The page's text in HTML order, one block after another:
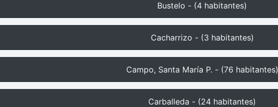
Bustelo - (4 habitantes)
Cacharrizo - (3 habitantes)
Campo, Santa María P. - (76 habitantes)
Carballeda - (24 habitantes)